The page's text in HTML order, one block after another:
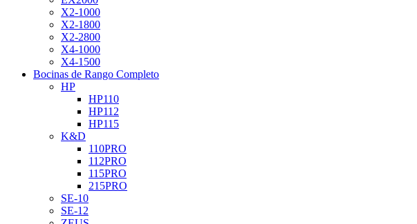
X2-1000
X2-1800
X2-2800
X4-1000
X4-1500
Bocinas de Rango Completo
HP
HP110
HP112
HP115
K&D
110PRO
112PRO
115PRO
215PRO
SE-10
SE-12